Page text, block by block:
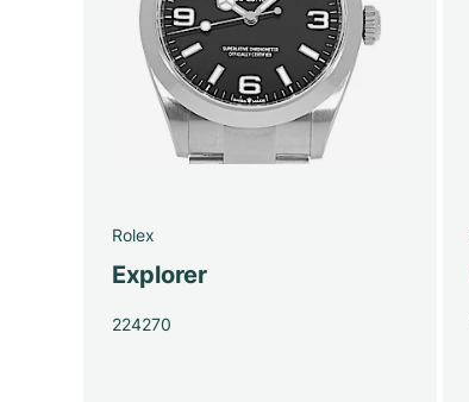
Rolex
Explorer
224270